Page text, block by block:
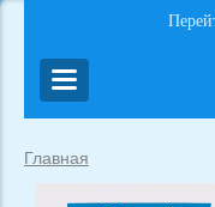
Главная